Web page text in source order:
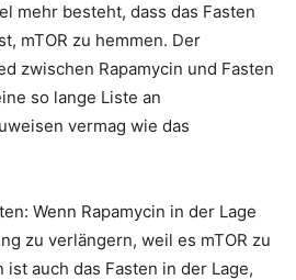
mehr besteht, dass das Fasten
mTOR zu hemmen. Der
zwischen Rapamycin und Fasten
so lange Liste an
vermag wie das
Wenn Rapamycin in der Lage
zu verlängern, weil es mTOR zu
ist auch das Fasten in der Lage,